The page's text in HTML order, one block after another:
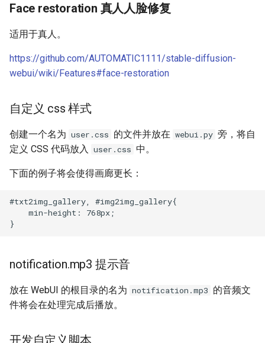
Face restoration 真人人脸修复
适用于真人。
https://github.com/AUTOMATIC1111/stable-diffusion-
webui/wiki/Features#face-restoration
自定义 css 样式
创建一个名为 user.css 的文件并放在 webui.py 旁，将自
定义 CSS 代码放入 user.css 中。
下面的例子将会使得画廊更长：
#txt2img_gallery, #img2img_gallery{
    min-height: 768px;
notification.mp3 提示音
放在 WebUI 的根目录的名为 notification.mp3 的音频文
件将会在处理完成后播放。
开发自定义脚本